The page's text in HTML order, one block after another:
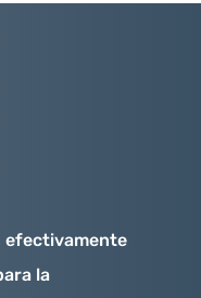
efectivamente
la